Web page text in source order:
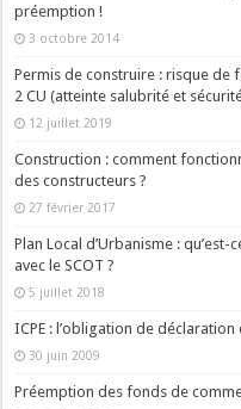
préemption !
3 octobre 2014
Permis de construire : risque de
2 CU (atteinte salubrité et
12 juillet 2019
Construction : comment
des constructeurs ?
27 février 2017
Plan Local d’Urbanisme : qu’est-
avec le SCOT ?
5 juillet 2018
ICPE : l’obligation de déclaration
30 juin 2009
Préemption des fonds de